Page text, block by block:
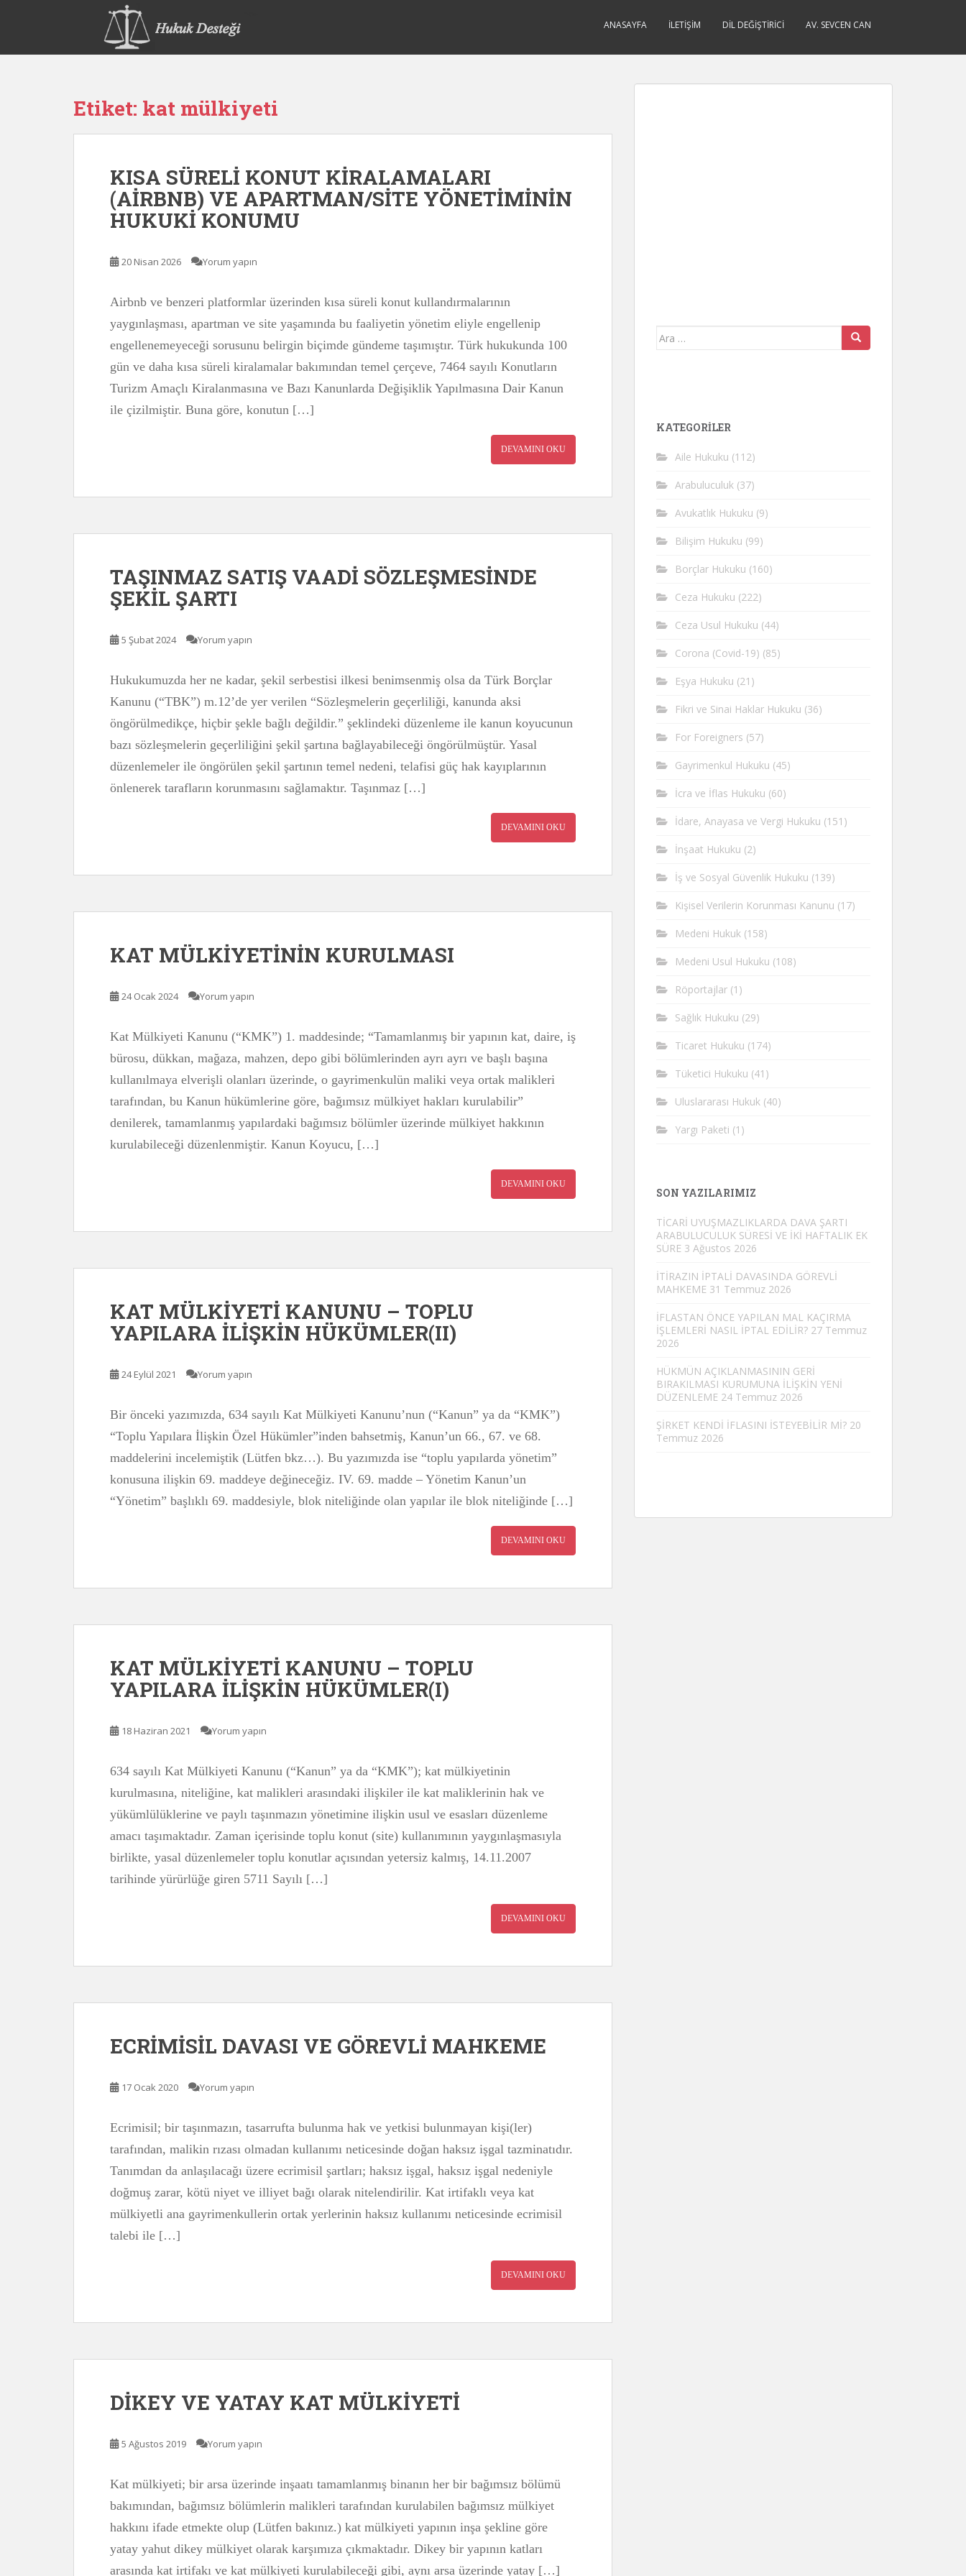
p
ANASAYFA İLETIŞIM DIL DEĞIŞTIRICI AV. SEVCEN CAN
Etiket: kat mülkiyeti
KISA SÜRELİ KONUT KİRALAMALARI
(AİRBNB) VE APARTMAN/SİTE YÖNETİMİNİN
HUKUKİ KONUMU
20 Nisan 2026 Yorum yapın
Airbnb ve benzeri platformlar üzerinden kısa süreli konut kullandırmalarının
yaygınlaşması, apartman ve site yaşamında bu faaliyetin yönetim eliyle engellenip
engellenemeyeceği sorusunu belirgin biçimde gündeme taşımıştır. Türk hukukunda 100
gün ve daha kısa süreli kiralamalar bakımından temel çerçeve, 7464 sayılı Konutların
Turizm Amaçlı Kiralanmasına ve Bazı Kanunlarda Değişiklik Yapılmasına Dair Kanun
ile çizilmiştir. Buna göre, konutun […]
DEVAMINI OKU
TAŞINMAZ SATIŞ VAADİ SÖZLEŞMESİNDE
ŞEKİL ŞARTI
5 Şubat 2024 Yorum yapın
Hukukumuzda her ne kadar, şekil serbestisi ilkesi benimsenmiş olsa da Türk Borçlar
Kanunu (“TBK”) m.12’de yer verilen “Sözleşmelerin geçerliliği, kanunda aksi
öngörülmedikçe, hiçbir şekle bağlı değildir.” şeklindeki düzenleme ile kanun koyucunun
bazı sözleşmelerin geçerliliğini şekil şartına bağlayabileceği öngörülmüştür. Yasal
düzenlemeler ile öngörülen şekil şartının temel nedeni, telafisi güç hak kayıplarının
önlenerek tarafların korunmasını sağlamaktır. Taşınmaz […]
DEVAMINI OKU
KAT MÜLKİYETİNİN KURULMASI
24 Ocak 2024 Yorum yapın
Kat Mülkiyeti Kanunu (“KMK”) 1. maddesinde; “Tamamlanmış bir yapının kat, daire, iş
bürosu, dükkan, mağaza, mahzen, depo gibi bölümlerinden ayrı ayrı ve başlı başına
kullanılmaya elverişli olanları üzerinde, o gayrimenkulün maliki veya ortak malikleri
tarafından, bu Kanun hükümlerine göre, bağımsız mülkiyet hakları kurulabilir”
denilerek, tamamlanmış yapılardaki bağımsız bölümler üzerinde mülkiyet hakkının
kurulabileceği düzenlenmiştir. Kanun Koyucu, […]
DEVAMINI OKU
KAT MÜLKİYETİ KANUNU – TOPLU
YAPILARA İLİŞKİN HÜKÜMLER(II)
24 Eylül 2021 Yorum yapın
Bir önceki yazımızda, 634 sayılı Kat Mülkiyeti Kanunu’nun (“Kanun” ya da “KMK”)
“Toplu Yapılara İlişkin Özel Hükümler”inden bahsetmiş, Kanun’un 66., 67. ve 68.
maddelerini incelemiştik (Lütfen bkz…). Bu yazımızda ise “toplu yapılarda yönetim”
konusuna ilişkin 69. maddeye değineceğiz. IV. 69. madde – Yönetim Kanun’un
“Yönetim” başlıklı 69. maddesiyle, blok niteliğinde olan yapılar ile blok niteliğinde […]
DEVAMINI OKU
KAT MÜLKİYETİ KANUNU – TOPLU
YAPILARA İLİŞKİN HÜKÜMLER(I)
18 Haziran 2021 Yorum yapın
634 sayılı Kat Mülkiyeti Kanunu (“Kanun” ya da “KMK”); kat mülkiyetinin
kurulmasına, niteliğine, kat malikleri arasındaki ilişkiler ile kat maliklerinin hak ve
yükümlülüklerine ve paylı taşınmazın yönetimine ilişkin usul ve esasları düzenleme
amacı taşımaktadır. Zaman içerisinde toplu konut (site) kullanımının yaygınlaşmasıyla
birlikte, yasal düzenlemeler toplu konutlar açısından yetersiz kalmış, 14.11.2007
tarihinde yürürlüğe giren 5711 Sayılı […]
DEVAMINI OKU
ECRİMİSİL DAVASI VE GÖREVLİ MAHKEME
17 Ocak 2020 Yorum yapın
Ecrimisil; bir taşınmazın, tasarrufta bulunma hak ve yetkisi bulunmayan kişi(ler)
tarafından, malikin rızası olmadan kullanımı neticesinde doğan haksız işgal tazminatıdır.
Tanımdan da anlaşılacağı üzere ecrimisil şartları; haksız işgal, haksız işgal nedeniyle
doğmuş zarar, kötü niyet ve illiyet bağı olarak nitelendirilir. Kat irtifaklı veya kat
mülkiyetli ana gayrimenkullerin ortak yerlerinin haksız kullanımı neticesinde ecrimisil
talebi ile […]
DEVAMINI OKU
DİKEY VE YATAY KAT MÜLKİYETİ
5 Ağustos 2019 Yorum yapın
Kat mülkiyeti; bir arsa üzerinde inşaatı tamamlanmış binanın her bir bağımsız bölümü
bakımından, bağımsız bölümlerin malikleri tarafından kurulabilen bağımsız mülkiyet
hakkını ifade etmekte olup (Lütfen bakınız.) kat mülkiyeti yapının inşa şekline göre
yatay yahut dikey mülkiyet olarak karşımıza çıkmaktadır. Dikey bir yapının katları
arasında kat irtifakı ve kat mülkiyeti kurulabileceği gibi, aynı arsa üzerinde yatay […]
Arama
KATEGORİLER
Aile Hukuku (112)
Arabuluculuk (37)
Avukatlık Hukuku (9)
Bilişim Hukuku (99)
Borçlar Hukuku (160)
Ceza Hukuku (222)
Ceza Usul Hukuku (44)
Corona (Covid-19) (85)
Eşya Hukuku (21)
Fikri ve Sinai Haklar Hukuku (36)
For Foreigners (57)
Gayrimenkul Hukuku (45)
İcra ve İflas Hukuku (60)
İdare, Anayasa ve Vergi Hukuku (151)
İnşaat Hukuku (2)
İş ve Sosyal Güvenlik Hukuku (139)
Kişisel Verilerin Korunması Kanunu (17)
Medeni Hukuk (158)
Medeni Usul Hukuku (108)
Röportajlar (1)
Sağlık Hukuku (29)
Ticaret Hukuku (174)
Tüketici Hukuku (41)
Uluslararası Hukuk (40)
Yargı Paketi (1)
SON YAZILARIMIZ
TİCARİ UYUŞMAZLIKLARDA DAVA ŞARTI
ARABULUCULUK SÜRESİ VE İKİ HAFTALIK EK
SÜRE 3 Ağustos 2026
İTİRAZIN İPTALİ DAVASINDA GÖREVLİ
MAHKEME 31 Temmuz 2026
İFLASTAN ÖNCE YAPILAN MAL KAÇIRMA
İŞLEMLERİ NASIL İPTAL EDİLİR? 27 Temmuz
2026
HÜKMÜN AÇIKLANMASININ GERİ
BIRAKILMASI KURUMUNA İLİŞKİN YENİ
DÜZENLEME 24 Temmuz 2026
ŞİRKET KENDİ İFLASINI İSTEYEBİLİR Mİ? 20
Temmuz 2026